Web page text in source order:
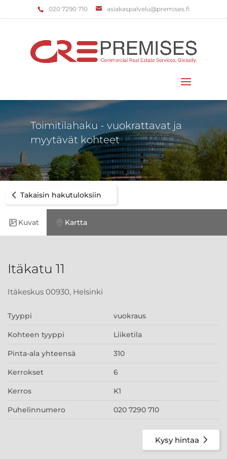
‌020 7290 710 asiakaspalvelu@premises.fi
Toimitilahaku - vuokrattavat ja
myytävät kohteet
Takaisin hakutuloksiin
Kuvat Kartta
Itäkatu 11
Itäkeskus 00930, Helsinki
Tyyppi vuokraus
Kohteen tyyppi Liiketila
Pinta-ala yhteensä 310
Kerrokset 6
Kerros K1
Puhelinnumero 020 7290 710
Kysy hintaa